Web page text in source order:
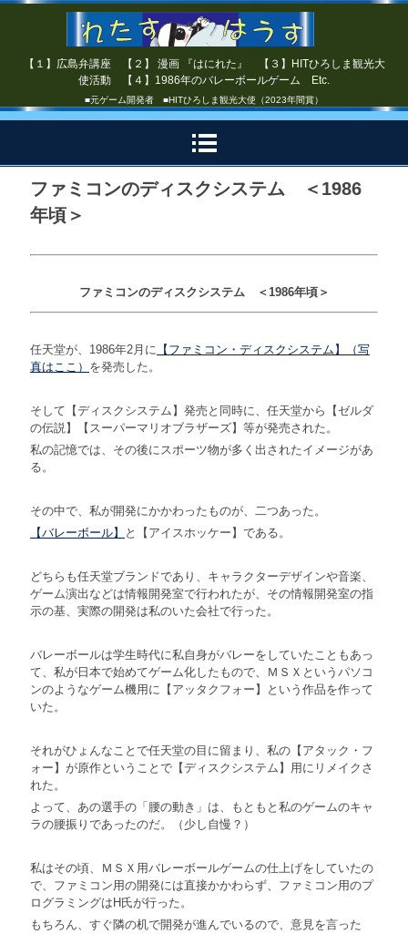
【１】広島弁講座 【２】 漫画 『はにれた』 【３】HITひろしま観光大
使活動 【４】1986年のバレーボールゲーム Etc.
■元ゲーム開発者 ■HITひろしま観光大使（2023年間賞）
ファミコンのディスクシステム ＜1986
年頃＞
ファミコンのディスクシステム ＜1986年頃＞
任天堂が、1986年2月に 【ファミコン・ディスクシステム】（写
真はここ） を発売した。
そして【ディスクシステム】発売と同時に、任天堂から【ゼルダ
の伝説】【スーパーマリオブラザーズ】等が発売された。
私の記憶では、その後にスポーツ物が多く出されたイメージがあ
る。
その中で、私が開発にかかわったものが、二つあった。
【バレーボール】
と【アイスホッケー】である。
どちらも任天堂ブランドであり、キャラクターデザインや音楽、
ゲーム演出などは情報開発室で行われたが、その情報開発室の指
示の基、実際の開発は私のいた会社で行った。
バレーボールは学生時代に私自身がバレーをしていたこともあっ
て、私が日本で始めてゲーム化したもので、ＭＳＸというパソコ
ンのようなゲーム機用に【アッタクフォー】という作品を作って
いた。
それがひょんなことで任天堂の目に留まり、私の【アタック・フ
ォー】が原作ということで【ディスクシステム】用にリメイクさ
れた。
よって、あの選手の「腰の動き」は、もともと私のゲームのキャ
ラの腰振りであったのだ。（少し自慢？）
私はその頃、ＭＳＸ用バレーボールゲームの仕上げをしていたの
で、ファミコン用の開発には直接かかわらず、ファミコン用のプ
ログラミングはH氏が行った。
もちろん、すぐ隣の机で開発が進んでいるので、意見を言った